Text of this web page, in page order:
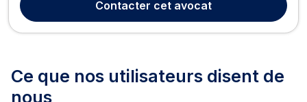
compétente pour traiter les affaires r...
Contacter cet avocat
Ce que nos utilisateurs disent de
nous